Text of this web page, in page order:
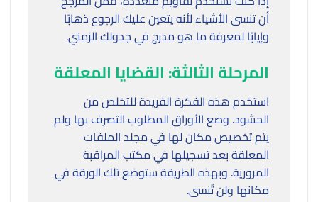
أن تنسى الأشياء لأنه يتعين عليك الرجوع ذهابًا
وإيابًا لمعرفة ما هو مدرج في جدولك الزمني.
المرحلة الثالثة: القضايا المعلقة
استخدم هذه الفكرة الفريدة للتخلص من
الحشود. وضع الأوراق المطلوب التصرف بها ولم
يتم تخصيص مكان لها في مجلد الملفات
المعلقة بعد تسجيلها في مكتب المراقبة
المرورية. وبهذه الطريقة ستوضع تلك الورقة في
مكانها ولن تُنسى.